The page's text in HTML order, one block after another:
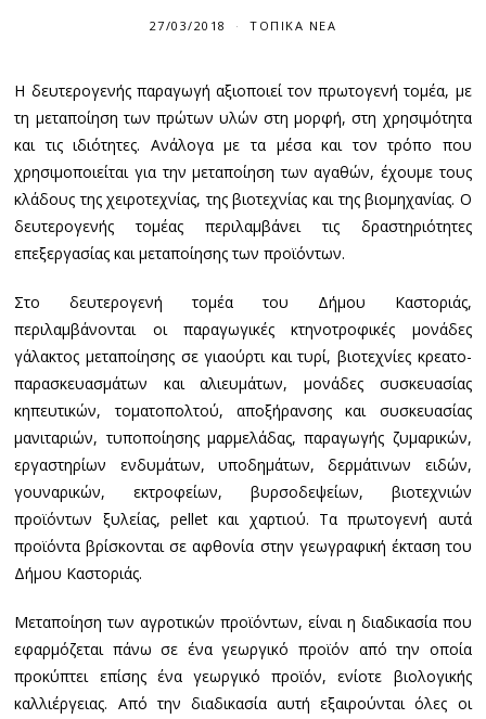
27/03/2018 ΤΟΠΙΚΆ ΝΈΑ
Η δευτερογενής παραγωγή αξιοποιεί τον πρωτογενή τομέα, με
τη μεταποίηση των πρώτων υλών στη μορφή, στη χρησιμότητα
και τις ιδιότητες. Ανάλογα με τα μέσα και τον τρόπο που
χρησιμοποιείται για την μεταποίηση των αγαθών, έχουμε τους
κλάδους της χειροτεχνίας, της βιοτεχνίας και της βιομηχανίας. Ο
δευτερογενής τομέας περιλαμβάνει τις δραστηριότητες
επεξεργασίας και μεταποίησης των προϊόντων.
Στο δευτερογενή τομέα του Δήμου Καστοριάς,
περιλαμβάνονται οι παραγωγικές κτηνοτροφικές μονάδες
γάλακτος μεταποίησης σε γιαούρτι και τυρί, βιοτεχνίες κρεατο-
παρασκευασμάτων και αλιευμάτων, μονάδες συσκευασίας
κηπευτικών, τοματοπολτού, αποξήρανσης και συσκευασίας
μανιταριών, τυποποίησης μαρμελάδας, παραγωγής ζυμαρικών,
εργαστηρίων ενδυμάτων, υποδημάτων, δερμάτινων ειδών,
γουναρικών, εκτροφείων, βυρσοδεψείων, βιοτεχνιών
προϊόντων ξυλείας, pellet και χαρτιού. Τα πρωτογενή αυτά
προϊόντα βρίσκονται σε αφθονία στην γεωγραφική έκταση του
Δήμου Καστοριάς.
Μεταποίηση των αγροτικών προϊόντων, είναι η διαδικασία που
εφαρμόζεται πάνω σε ένα γεωργικό προϊόν από την οποία
προκύπτει επίσης ένα γεωργικό προϊόν, ενίοτε βιολογικής
καλλιέργειας. Από την διαδικασία αυτή εξαιρούνται όλες οι